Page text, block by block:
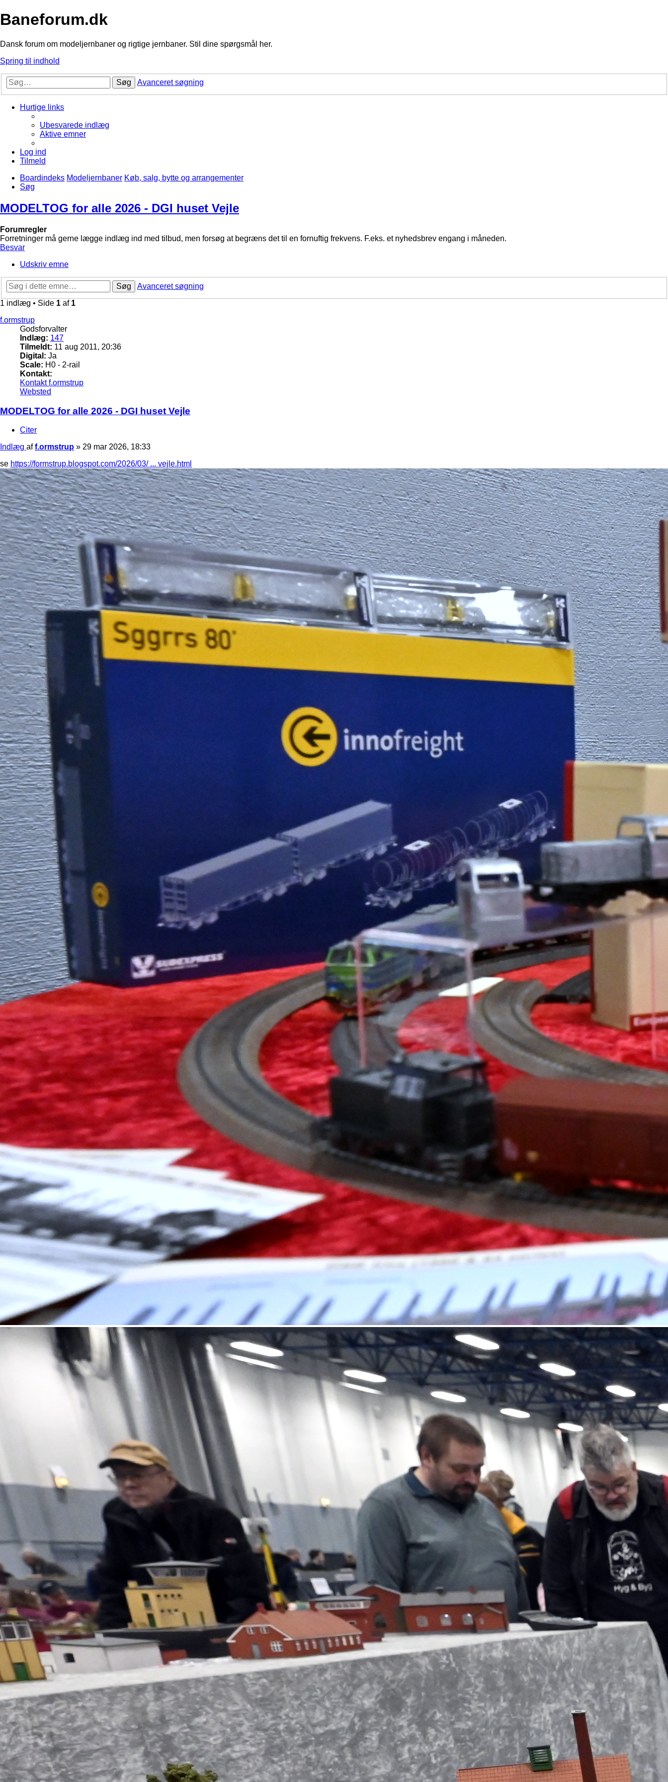
Baneforum.dk
Dansk forum om modeljernbaner og rigtige jernbaner. Stil dine spørgsmål her.
Spring til indhold
Søg Avanceret søgning
Hurtige links
Ubesvarede indlæg
Aktive emner
Log ind
Tilmeld
Boardindeks Modeljernbaner Køb, salg, bytte og arrangementer
Søg
MODELTOG for alle 2026 - DGI huset Vejle
Forumregler
Forretninger må gerne lægge indlæg ind med tilbud, men forsøg at begræns det til en fornuftig frekvens. F.eks. et nyhedsbrev engang i måneden.
Besvar
Udskriv emne
Søg
Avanceret søgning
1 indlæg • Side 1 af 1
f.ormstrup
Godsforvalter
Indlæg: 147
Tilmeldt: 11 aug 2011, 20:36
Digital: Ja
Scale: H0 - 2-rail
Kontakt:
Kontakt f.ormstrup
Websted
MODELTOG for alle 2026 - DGI huset Vejle
Citer
Indlæg aff.ormstrup » 29 mar 2026, 18:33
se https://formstrup.blogspot.com/2026/03/ ... vejle.html